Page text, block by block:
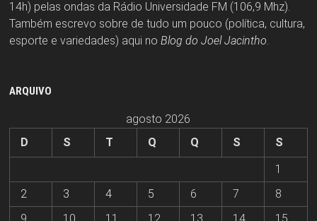
14h) pelas ondas da Rádio Universidade FM (106,9 Mhz).
Também escrevo sobre de tudo um pouco (política, cultura,
esporte e variedades) aqui no Blog do Joel Jacintho.
ARQUIVO
agosto 2026
D
S T Q Q S
S
1
2
3 4 5 6 7
8